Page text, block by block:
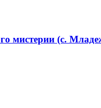
мистерии (с.